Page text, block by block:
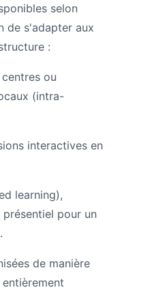
selon
de s'adapter aux
:
ou
(intra-
interactives en
learning),
pour un
de manière